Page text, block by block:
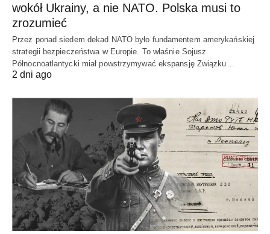
wokół Ukrainy, a nie NATO. Polska musi to
zrozumieć
Przez ponad siedem dekad NATO było fundamentem amerykańskiej
strategii bezpieczeństwa w Europie. To właśnie Sojusz
Północnoatlantycki miał powstrzymywać ekspansję Związku…
2 dni ago